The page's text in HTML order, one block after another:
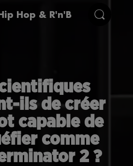
Hop & R'n'B
ils de créer
capable de
comme
2 ?